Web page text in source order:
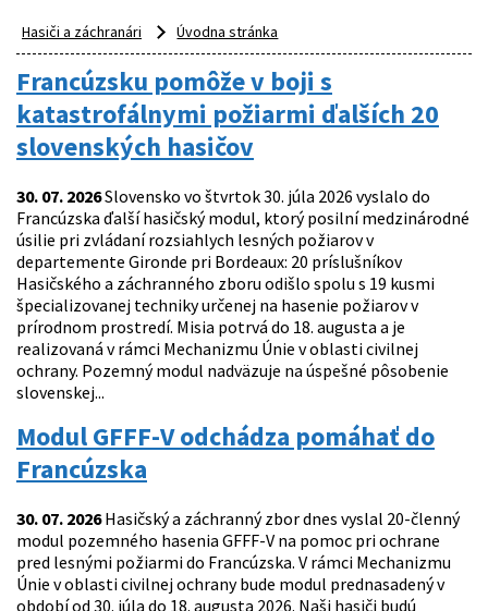
Hasiči a záchranári Úvodna stránka
Francúzsku pomôže v boji s
katastrofálnymi požiarmi ďalších 20
slovenských hasičov
30. 07. 2026Slovensko vo štvrtok 30. júla 2026 vyslalo do
Francúzska ďalší hasičský modul, ktorý posilní medzinárodné
úsilie pri zvládaní rozsiahlych lesných požiarov v
departemente Gironde pri Bordeaux: 20 príslušníkov
Hasičského a záchranného zboru odišlo spolu s 19 kusmi
špecializovanej techniky určenej na hasenie požiarov v
prírodnom prostredí. Misia potrvá do 18. augusta a je
realizovaná v rámci Mechanizmu Únie v oblasti civilnej
ochrany. Pozemný modul nadväzuje na úspešné pôsobenie
slovenskej...
Modul GFFF-V odchádza pomáhať do
Francúzska
30. 07. 2026Hasičský a záchranný zbor dnes vyslal 20-členný
modul pozemného hasenia GFFF-V na pomoc pri ochrane
pred lesnými požiarmi do Francúzska. V rámci Mechanizmu
Únie v oblasti civilnej ochrany bude modul prednasadený v
období od 30. júla do 18. augusta 2026. Naši hasiči budú